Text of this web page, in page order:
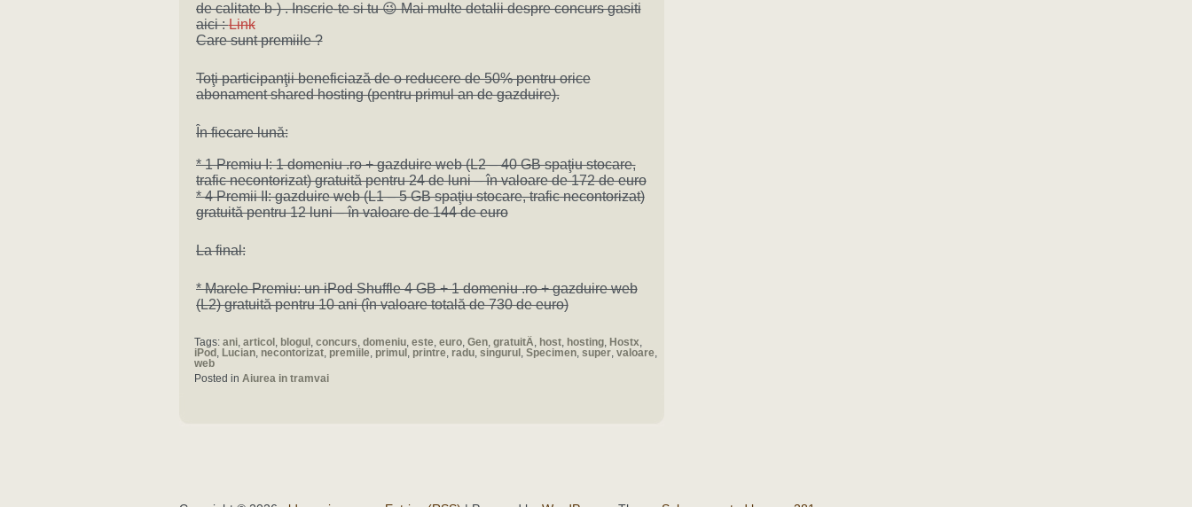
de calitate b-) . Inscrie-te si tu 😉 Mai multe detalii despre concurs gasiti
aici :Link
Care sunt premiile ?
Toţi participanţii beneficiază de o reducere de 50% pentru orice
abonament shared hosting (pentru primul an de gazduire).
În fiecare lună:
* 1 Premiu I: 1 domeniu .ro + gazduire web (L2 – 40 GB spaţiu stocare,
trafic necontorizat) gratuită pentru 24 de luni – în valoare de 172 de euro
* 4 Premii II: gazduire web (L1 – 5 GB spaţiu stocare, trafic necontorizat)
gratuită pentru 12 luni – în valoare de 144 de euro
La final:
* Marele Premiu: un iPod Shuffle 4 GB + 1 domeniu .ro + gazduire web
(L2) gratuită pentru 10 ani (în valoare totală de 730 de euro)
Tags: ani articol blogul concurs domeniu este euro Gen gratuitÄ host hosting Hostx
iPod
Lucian necontorizat premiile primul printre radu singurul Specimen super valoare
web
Posted in Aiurea in tramvai